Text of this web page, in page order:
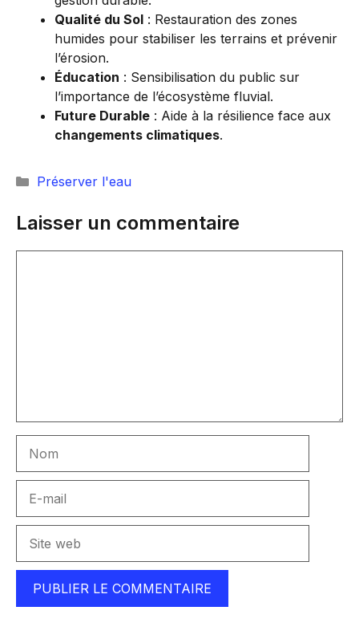
Qualité du Sol : Restauration des zones
humides pour stabiliser les terrains et prévenir
l’érosion.
Éducation : Sensibilisation du public sur
l’importance de l’écosystème fluvial.
Future Durable : Aide à la résilience face aux
changements climatiques.
Catégories
Préserver l'eau
Laisser un commentaire
mail
web